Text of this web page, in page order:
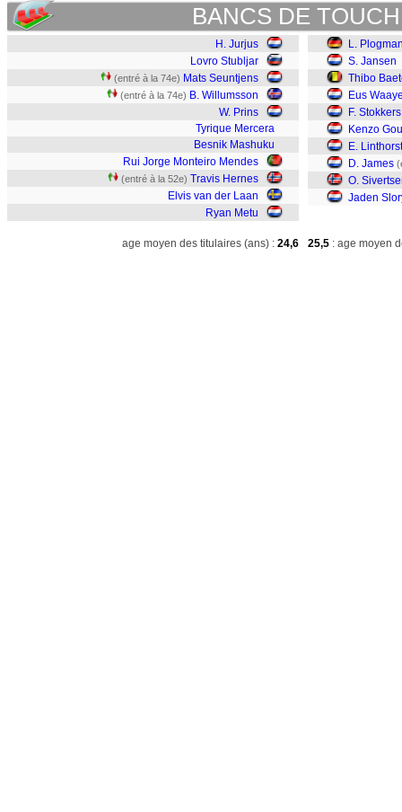
BANCS DE
H. Jurjus
Lovro Stubljar
(entré à la 74e) Mats Seuntjens
(entré à la 74e) B. Willumsson
W. Prins
Tyrique Mercera
Besnik Mashuku
Rui Jorge Monteiro Mendes
(entré à la 52e) Travis Hernes
Elvis van der Laan
Ryan Metu
L.
S. Jansen
Thibo
Eus
F. Stokkers
Kenzo
E. Linthorst
D. James
O.
Jaden
age moyen des titulaires (ans) : 24,6 25,5 : age moyen